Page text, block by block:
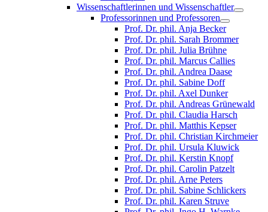
Wissenschaftlerinnen und Wissenschaftler
Professorinnen und Professoren
Prof. Dr. phil. Anja Becker
Prof. Dr. phil. Sarah Brommer
Prof. Dr. phil. Julia Brühne
Prof. Dr. phil. Marcus Callies
Prof. Dr. phil. Andrea Daase
Prof. Dr. phil. Sabine Doff
Prof. Dr. phil. Axel Dunker
Prof. Dr. phil. Andreas Grünewald
Prof. Dr. phil. Claudia Harsch
Prof. Dr. phil. Matthis Kepser
Prof. Dr. phil. Christian Kirchmeier
Prof. Dr. phil. Ursula Kluwick
Prof. Dr. phil. Kerstin Knopf
Prof. Dr. phil. Carolin Patzelt
Prof. Dr. phil. Arne Peters
Prof. Dr. phil. Sabine Schlickers
Prof. Dr. phil. Karen Struve